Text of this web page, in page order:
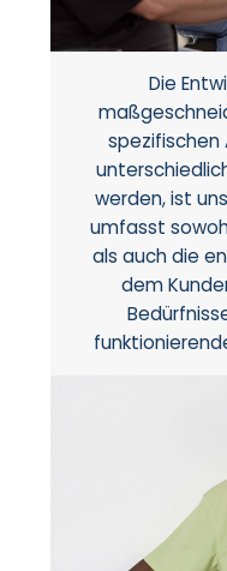
Die
spezifischen
werden, ist
umfasst
als auch die
dem